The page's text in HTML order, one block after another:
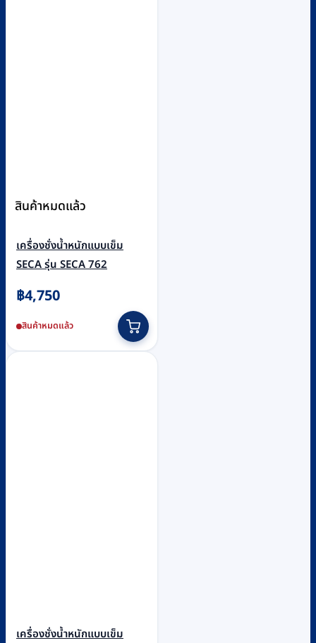
สินค้าหมดแล้ว
เครื่องชั่งน้ำหนักแบบเข็ม
SECA รุ่น SECA 762
฿4,750
สินค้าหมดแล้ว
เครื่องชั่งน้ำหนักแบบเข็ม